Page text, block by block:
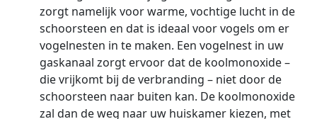
zorgt namelijk voor warme, vochtige lucht in de
schoorsteen en dat is ideaal voor vogels om er
vogelnesten in te maken. Een vogelnest in uw
gaskanaal zorgt ervoor dat de koolmonoxide –
die vrijkomt bij de verbranding – niet door de
schoorsteen naar buiten kan. De koolmonoxide
zal dan de weg naar uw huiskamer kiezen, met